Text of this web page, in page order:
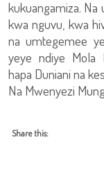
kukuangamiza. Na
kwa nguvu, kwa
na umtegemee
yeye ndiye Mola
hapa Duniani na
Na Mwenyezi
Share this: